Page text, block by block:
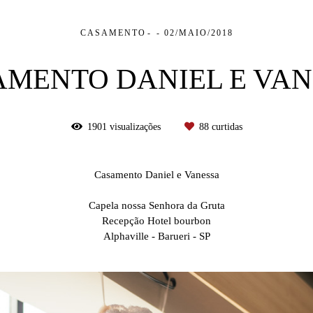
CASAMENTO 02/MAIO/2018
DANIEL E
1901 visualizações 88curtidas
Casamento Daniel e Vanessa
Capela nossa Senhora da Gruta
Recepção Hotel bourbon
Alphaville - Barueri - SP